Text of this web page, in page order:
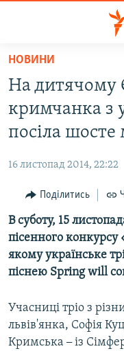
Перейти
основного
матеріалу
Перейти
до
основної
Перейти
пошуку
ВОДА.КРИМ
ВІДЕО ТА ФОТО
БЛОГИ
ПОГЛЯД
ІНТЕРВ'Ю
ВСЕ ЗА ДЕНЬ
СПЕЦПРОЕКТИ
ВІДЕОУРОКИ «ELIFBE»
СВІДЧЕННЯ ОКУПАЦІЇ
Русский
НОВИНИ
На дитячому
кримчанка з
посіла шосте
16 листопад 2014, 22:22
Поділитись
В суботу, 15
пісенного
якому українське
піснею Spring will
Учасниці тріо з
львів'янка, Софія
Кримська –із